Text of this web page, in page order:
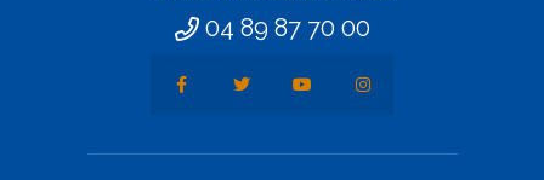
04 89 87 70 00